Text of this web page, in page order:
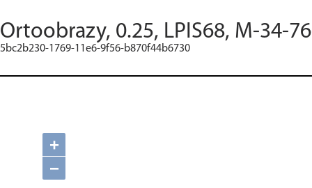
Ortoobrazy, 0.25, LPIS68, M-34-
5bc2b230-1769-11e6-9f56-b870f44b6730
+
−